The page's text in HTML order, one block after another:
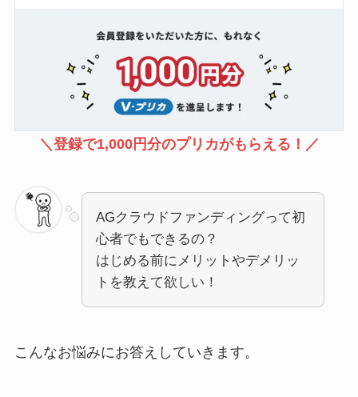
＼登録で1,000円分のプリカがもらえる！／
AGクラウドファンディングって初
心者でもできるの？
はじめる前にメリットやデメリッ
トを教えて欲しい！
こんなお悩みにお答えしていきます。